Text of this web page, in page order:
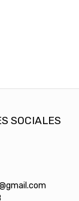
SOCIALES